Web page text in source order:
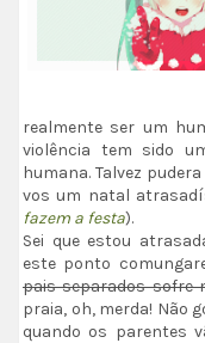
realmente ser um
violência tem sido
humana. Talvez
vos um natal
fazem a festa).
Sei que estou
este ponto
pais separados sofre
praia, oh, merda! Não
quando os parentes